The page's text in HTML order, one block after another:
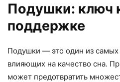
Подушки: ключ
поддержке
Подушки — это один из
влияющих на качество сна.
может предотвратить